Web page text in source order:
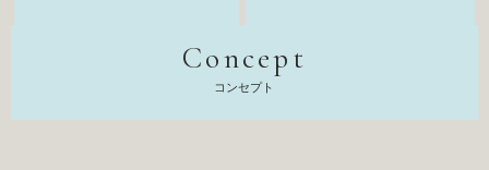
Concept
コンセプト